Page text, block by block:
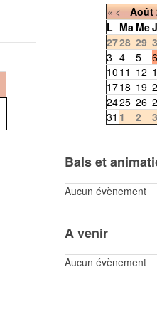
«< Août
L Ma MeJ
2728 29
3 4 5 6
10 11 12
1718 19
2425 26
31 1 2 3
Bals et
Aucun évènement
A venir
Aucun évènement